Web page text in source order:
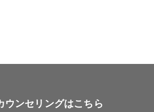
ウンセリングはこちら